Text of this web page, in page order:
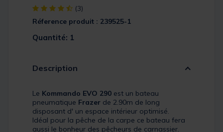
[object Object] out of 5 Customer Rating
(3)
Réference produit : 239525-1
Quantité: 1
Description
Le Kommando EVO 290 est un bateau
pneumatique Frazer de 2.90m de long
disposant d' un espace intérieur optimisé.
Idéal pour la pêche de la carpe ce bateau fera
aussi le bonheur des pêcheurs de carnassier.